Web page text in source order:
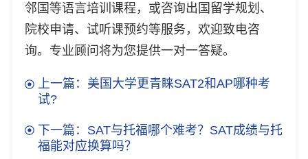
邻国等语言培训课程，或咨询出国留学规划、
院校申请、试听课预约等服务，欢迎致电咨
询。专业顾问将为您提供一对一答疑。
上一篇：美国大学更青睐SAT2和AP哪种考
试?
下一篇：SAT与托福哪个难考？SAT成绩与托
福能对应换算吗？